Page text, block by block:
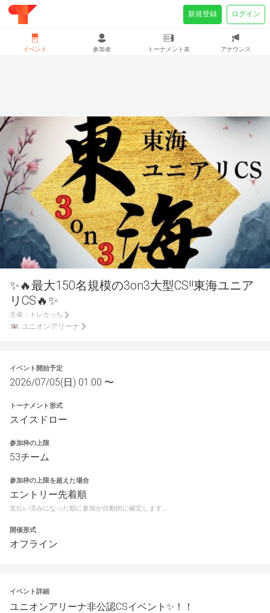
✨🔥最大150名規模の3on3大型CS!!東海ユニア
リCS🔥✨
主催： トレカっち
ユニオンアリーナ
イベント開始予定
2026/07/05(日) 01:00 〜
トーナメント形式
スイスドロー
参加枠の上限
53チーム
参加枠の上限を超えた場合
エントリー先着順
支払い済みになった順に参加が自動的に確定します。
開催形式
オフライン
イベント詳細
ユニオンアリーナ非公認CSイベント✨！！
イベント 参加者 トーナメント表 アナウンス
新規登録 ログイン